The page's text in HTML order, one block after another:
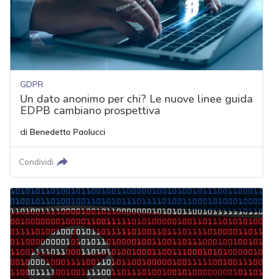
GDPR
Un dato anonimo per chi? Le nuove linee guida
EDPB cambiano prospettiva
di Benedetto Paolucci
Condividi